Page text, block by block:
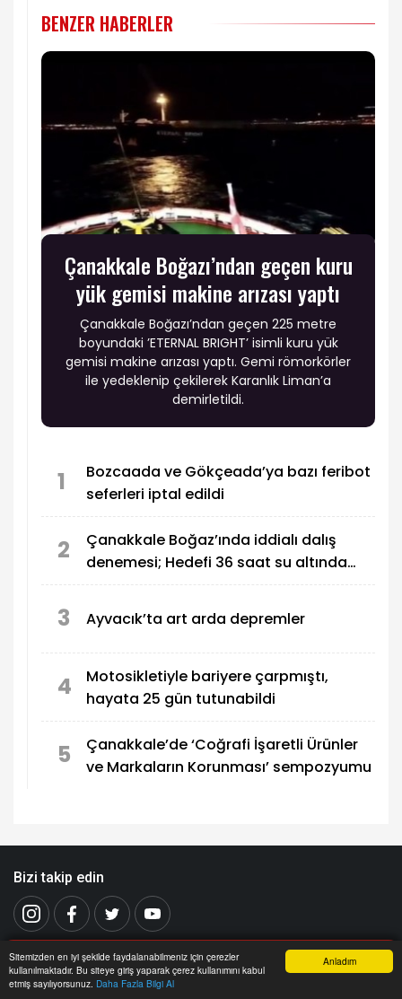
Anladım
Sitemizden en iyi şekilde faydalanabilmeniz için çerezler
kullanılmaktadır. Bu siteye giriş yaparak çerez kullanımını kabul
etmiş sayılıyorsunuz. Daha Fazla Bilgi Al
BENZER HABERLER
Çanakkale Boğazı’ndan geçen kuru
yük gemisi makine arızası yaptı
Çanakkale Boğazı’ndan geçen 225 metre
boyundaki ’ETERNAL BRIGHT’ isimli kuru yük
gemisi makine arızası yaptı. Gemi römorkörler
ile yedeklenip çekilerek Karanlık Liman’a
demirletildi.
1
Bozcaada ve Gökçeada’ya bazı feribot
seferleri iptal edildi
2
Çanakkale Boğaz’ında iddialı dalış
denemesi; Hedefi 36 saat su altında
3 Ayvacık’ta art arda depremler
4
Motosikletiyle bariyere çarpmıştı,
hayata 25 gün tutunabildi
5
Çanakkale’de ‘Coğrafi İşaretli Ürünler
ve Markaların Korunması’ sempozyumu
Bizi takip edin
ÇORLU
Anasayfa Yazarlar Haber Ara İhbar Hattı Menu